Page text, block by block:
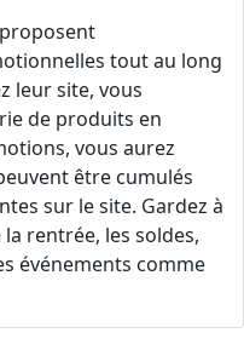
tout au long
leur site, vous
de produits en
vous aurez
être cumulés
sur le site. Gardez à
rentrée, les soldes,
événements comme